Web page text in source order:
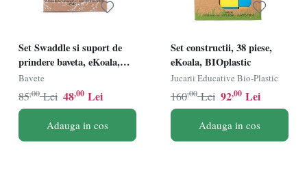
Set Swaddle si suport de
prindere baveta, eKoala,
Orange
Bavete
48,00 Lei
85,00 Lei
Adauga in cos
Set constructii, 38 piese,
eKoala, BIOplastic
Jucarii Educative Bio-Plastic
92,00 Lei
160,00 Lei
Adauga in cos